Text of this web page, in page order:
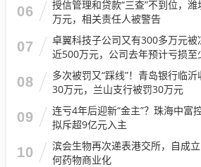
06
授信管理和贷款“三查”不到位，
万元，相关责任人被警告
07
卓翼科技子公司又有300多万元
近500万元，公司去年预计亏损至
08
多次被罚又“踩线”！青岛银行临
30万元，兰山支行被罚30万元
09
连亏4年后迎新“金主”？珠海中富
拟斥超9亿元入主
10
滨会生物再次递表港交所，自成
何药物商业化